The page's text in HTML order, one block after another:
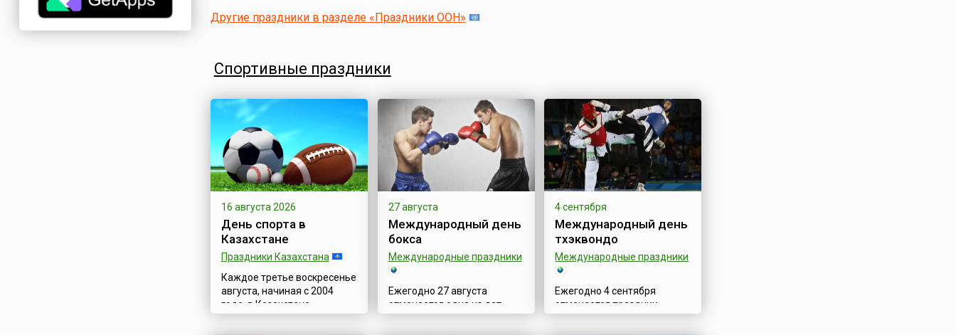
Молдова
Нигерия
Другие праздники в разделе «Праздники ООН»
Спортивные праздники
16 августа 2026
День спорта в
Казахстане
Праздники Казахстана
Каждое третье воскресенье
августа, начиная с 2004
года, в Казахстане
27 августа
Международный день
бокса
Международные праздники
Ежегодно 27 августа
отмечается одна из дат,
4 сентября
Международный день
тхэквондо
Международные праздники
Ежегодно 4 сентября
отмечается праздник,